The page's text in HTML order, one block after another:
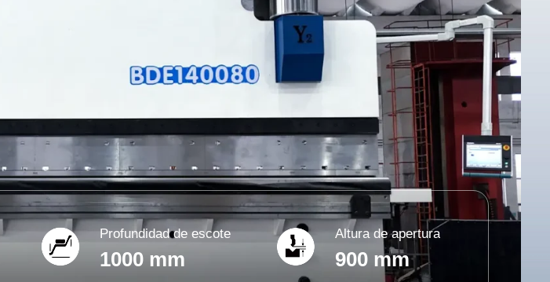
Profundidad de escote
1000 mm
Altura de apertura
900 mm